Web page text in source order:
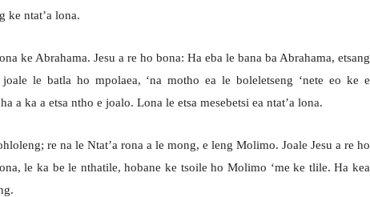
ke ntat’a lona.
ke Abrahama. Jesu a re ho bona: Ha eba le bana ba Abrahama, etsang
joale le batla ho mpolaea, ‘na motho ea le boleletseng ‘nete eo ke e
a ka a etsa ntho e joalo. Lona le etsa mesebetsi ea ntat’a lona.
re na le Ntat’a rona a le mong, e leng Molimo. Joale Jesu a re ho
le ka be le nthatile, hobane ke tsoile ho Molimo ‘me ke tlile. Ha kea